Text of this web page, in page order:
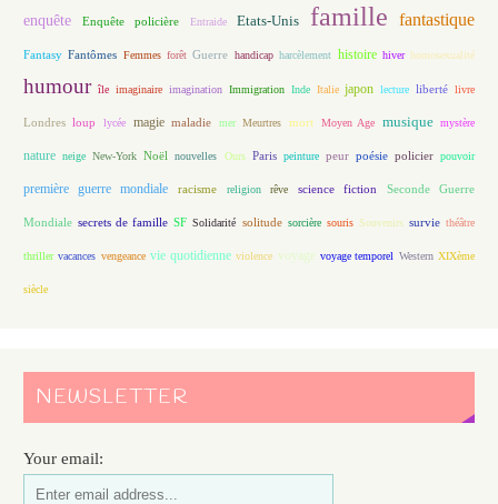
enquête Enquête policière Entraide Etats-Unis famille fantastique
Fantasy Fantômes Femmes forêt Guerre handicap harcèlement histoire hiver homosexualité
humour île imaginaire imagination Immigration Inde Italie japon lecture liberté livre
Londres loup lycée magie maladie mer Meurtres mort Moyen Age musique mystère
nature neige New-York Noël nouvelles Ours Paris peinture peur poésie policier pouvoir
première guerre mondiale racisme religion rêve science fiction Seconde Guerre
Mondiale secrets de famille SF Solidarité solitude sorcière souris Souvenirs survie théâtre
thriller vacances vengeance vie quotidienne violence voyage voyage temporel Western XIXème
siècle
NEWSLETTER
Your email: